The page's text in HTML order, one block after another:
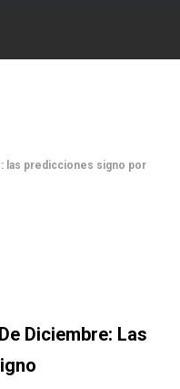
las predicciones signo por
Diciembre: Las